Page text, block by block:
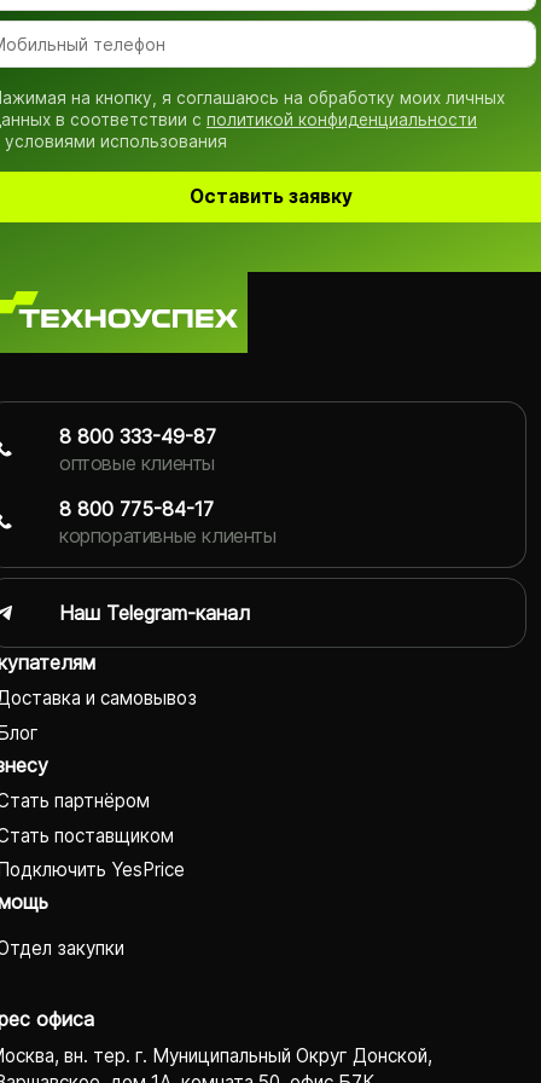
на кнопку, я соглашаюсь на обработку моих личных
в соответствии с политикой конфиденциальности
условиями использования
Оставить заявку
и самовывоз
партнёром
поставщиком
YesPrice
закупки
офиса
вн. тер. г. Муниципальный Округ Донской,
8 800 333-49-87
оптовые клиенты
8 800 775-84-17
корпоративные клиенты
Наш Telegram-канал